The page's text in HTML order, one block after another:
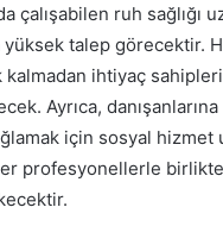
çalışabilen ruh sağlığı
talep görecektir.
kalmadan ihtiyaç
Ayrıca,
için sosyal hizmet
profesyonellerle birlikte